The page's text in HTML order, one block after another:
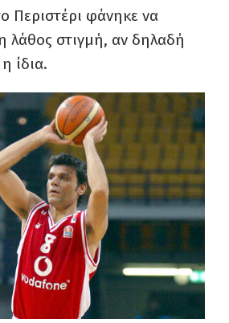
Περιστέρι φάνηκε να
λάθος στιγμή, αν δηλαδή
ίδια.